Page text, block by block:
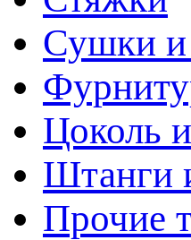
Сушки и
Цоколь
Штанги
Прочие